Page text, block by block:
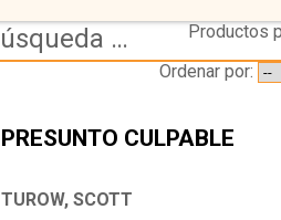
Resultado de la búsqueda de autor turow,-scott
Productos
Ordenar por:
PRESUNTO CULPABLE
TUROW, SCOTT